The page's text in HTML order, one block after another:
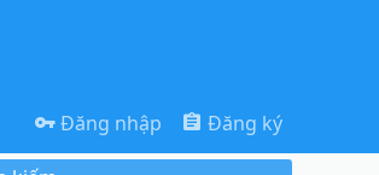
Đăng nhập Đăng ký